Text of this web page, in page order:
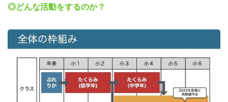
◎どんな活動をするのか？